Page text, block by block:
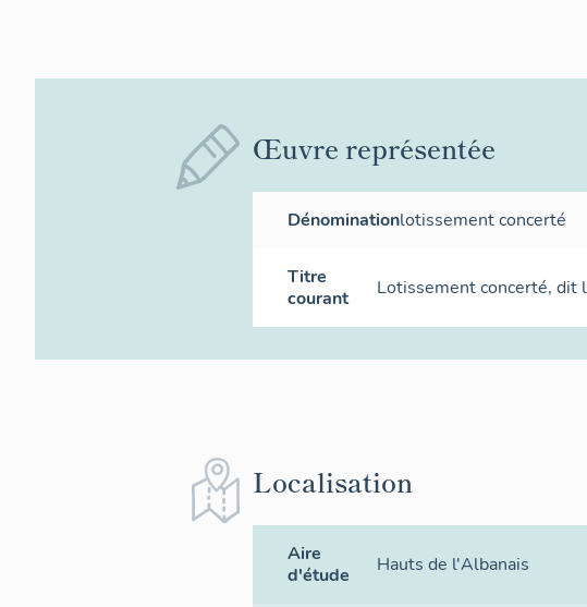
Œuvre représentée
Dénominationlotissement concerté
Titre
courant
Lotissement concerté, dit
Localisation
Aire
d'étude
Hauts de l'Albanais